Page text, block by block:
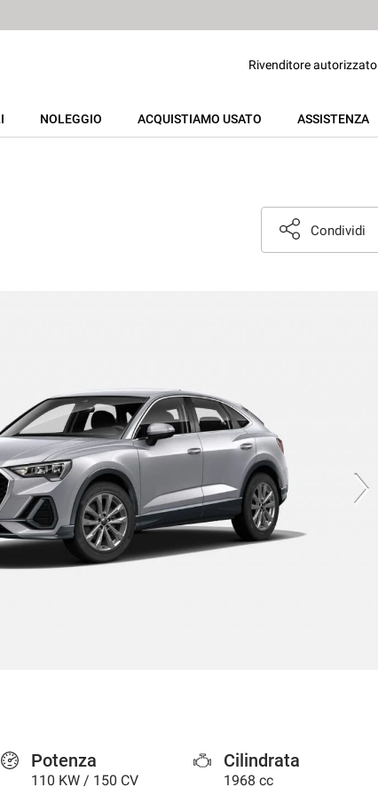
Rivenditore autorizzato
NOLEGGIO ACQUISTIAMO USATO ASSISTENZA
Condividi
Potenza
110 KW / 150 CV
Cilindrata
1968 cc